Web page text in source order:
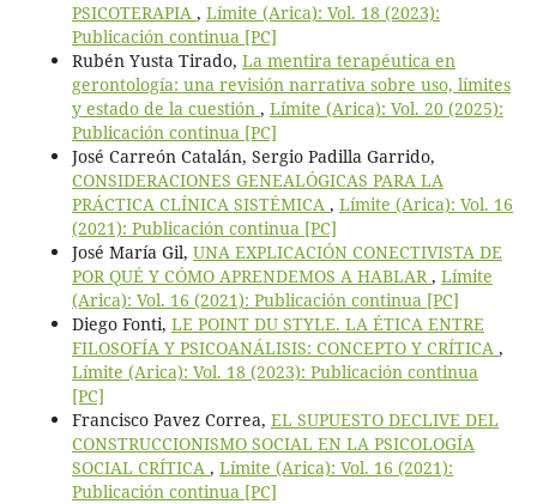
PSICOTERAPIA , Límite (Arica): Vol. 18 (2023):
Publicación continua [PC]
Rubén Yusta Tirado, La mentira terapéutica en
gerontología: una revisión narrativa sobre uso, límites
y estado de la cuestión , Límite (Arica): Vol. 20 (2025):
Publicación continua [PC]
José Carreón Catalán, Sergio Padilla Garrido,
CONSIDERACIONES GENEALÓGICAS PARA LA
PRÁCTICA CLÍNICA SISTÉMICA , Límite (Arica): Vol. 16
(2021): Publicación continua [PC]
José María Gil, UNA EXPLICACIÓN CONECTIVISTA DE
POR QUÉ Y CÓMO APRENDEMOS A HABLAR, Límite
(Arica): Vol. 16 (2021): Publicación continua [PC]
Diego Fonti, LE POINT DU STYLE. LA ÉTICA ENTRE
FILOSOFÍA Y PSICOANÁLISIS: CONCEPTO Y CRÍTICA ,
Límite (Arica): Vol. 18 (2023): Publicación continua
[PC]
Francisco Pavez Correa, EL SUPUESTO DECLIVE DEL
CONSTRUCCIONISMO SOCIAL EN LA PSICOLOGÍA
SOCIAL CRÍTICA , Límite (Arica): Vol. 16 (2021):
Publicación continua [PC]